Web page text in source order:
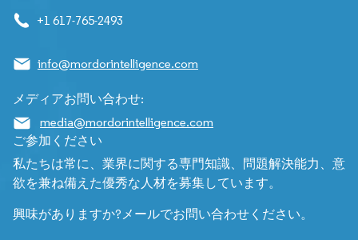
+1 617-765-2493
info@mordorintelligence.com
メディアお問い合わせ:
media@mordorintelligence.com
ご参加ください
私たちは常に、業界に関する専門知識、問題解決能力、意
欲を兼ね備えた優秀な人材を募集しています。
興味がありますか?メールでお問い合わせください。